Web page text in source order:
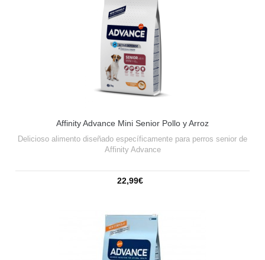
Affinity Advance Mini Senior Pollo y Arroz
Delicioso alimento diseñado específicamente para perros senior de
Affinity Advance
22,99€